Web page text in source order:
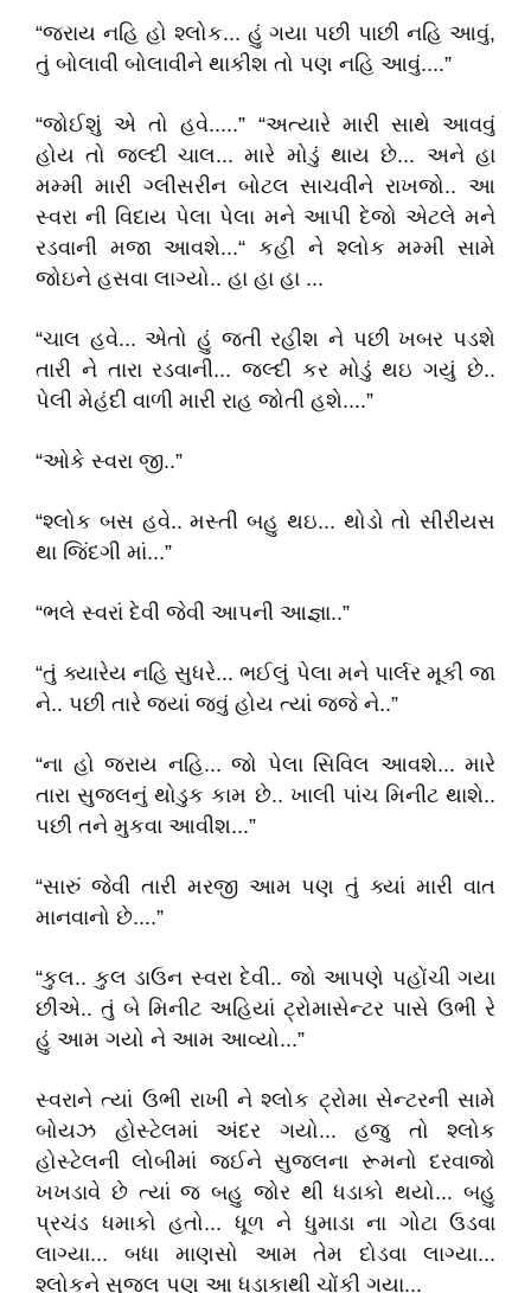
“જરાય નહિ હો શ્લોક... હું ગયા પછી પાછી નહિ આવું,
તું બોલાવી બોલાવીને થાકીશ તો પણ નહિ આવું....”
“જોઈશું એ તો હવે.....” “અત્યારે મારી સાથે આવવું
હોય તો જલ્દી ચાલ... મારે મોડું થાય છે... અને હા
મમ્મી મારી ગ્લીસરીન બોટલ સાચવીને રાખજો.. આ
સ્વરા ની વિદાય પેલા પેલા મને આપી દેજો એટલે મને
રડવાની મજા આવશે...“ કહી ને શ્લોક મમ્મી સામે
જોઇને હસવા લાગ્યો.. હા હા હા ...
“ચાલ હવે... એતો હું જતી રહીશ ને પછી ખબર પડશે
તારી ને તારા રડવાની... જલ્દી કર મોડું થઇ ગયું છે..
પેલી મેહંદી વાળી મારી રાહ જોતી હશે....”
“ઓકે સ્વરા જી..”
“શ્લોક બસ હવે.. મસ્તી બહુ થઇ... થોડો તો સીરીયસ
થા જિંદગી માં...”
“ભલે સ્વરાં દેવી જેવી આપની આજ્ઞા..”
“તું ક્યારેય નહિ સુધરે... ભઈલું પેલા મને પાર્લર મૂકી જા
ને.. પછી તારે જ્યાં જવું હોય ત્યાં જજે ને..”
“ના હો જરાય નહિ... જો પેલા સિવિલ આવશે... મારે
તારા સુજલનું થોડુક કામ છે.. ખાલી પાંચ મિનીટ થાશે..
પછી તને મુકવા આવીશ...”
“સારું જેવી તારી મરજી આમ પણ તું ક્યાં મારી વાત
માનવાનો છે....”
“કુલ.. કુલ ડાઉન સ્વરા દેવી.. જો આપણે પહોંચી ગયા
છીએ.. તું બે મિનીટ અહિયાં ટ્રોમાસેન્ટર પાસે ઉભી રે
હું આમ ગયો ને આમ આવ્યો...”
સ્વરાને ત્યાં ઉભી રાખી ને શ્લોક ટ્રોમા સેન્ટરની સામે
બોયઝ હોસ્ટેલમાં અંદર ગયો... હજુ તો શ્લોક
હોસ્ટેલની લોબીમાં જઈને સુજ્લના રૂમનો દરવાજો
ખખડાવે છે ત્યાં જ બહુ જોર થી ધડાકો થયો... બહુ
પ્રચંડ ધમાકો હતો... ધૂળ ને ધુમાડા ના ગોટા ઉડવા
લાગ્યા... બધા માણસો આમ તેમ દોડવા લાગ્યા...
શ્લોકને સુજલ પણ આ ધડાકાથી ચોંકી ગયા...